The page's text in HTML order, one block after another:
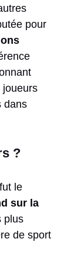
pour
joueurs
dans
?
le
sur la
plus
de sport